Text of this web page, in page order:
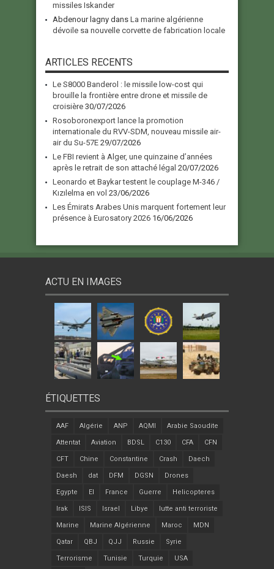
missiles Iskander
Abdenour lagny dans La marine algérienne
dévoile sa nouvelle corvette de fabrication locale
ARTICLES RECENTS
Le S8000 Banderol : le missile low-cost qui
brouille la frontière entre drone et missile de
croisière 30/07/2026
Rosoboronexport lance la promotion
internationale du RVV-SDM, nouveau missile air-
air du Su-57E 29/07/2026
Le FBI revient à Alger, une quinzaine d’années
après le retrait de son attaché légal 20/07/2026
Leonardo et Baykar testent le couplage M-346 /
Kızılelma en vol 23/06/2026
Les Émirats Arabes Unis marquent fortement leur
présence à Eurosatory 2026 16/06/2026
ACTU EN IMAGES
ÉTIQUETTES
AAF Algérie ANP AQMI Arabie Saoudite
Attentat Aviation BDSL C130 CFA CFN
CFT Chine Constantine Crash Daech
Daesh dat DFM DGSN Drones
Egypte EI France Guerre Helicopteres
Irak ISIS Israel Libye lutte anti terroriste
Marine Marine Algérienne Maroc MDN
Qatar QBJ QJJ Russie Syrie
Terrorisme Tunisie Turquie USA